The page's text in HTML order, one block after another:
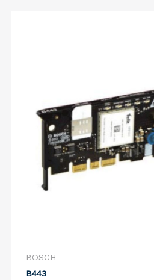
BOSCH
B443